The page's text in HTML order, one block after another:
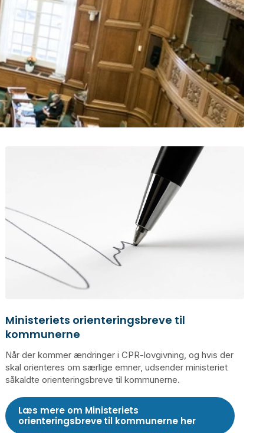
Ministeriets orienteringsbreve til
kommunerne
Når der kommer ændringer i CPR-lovgivning, og hvis der
skal orienteres om særlige emner, udsender ministeriet
såkaldte orienteringsbreve til kommunerne.
Læs mere om Ministeriets
orienteringsbreve til kommunerne her